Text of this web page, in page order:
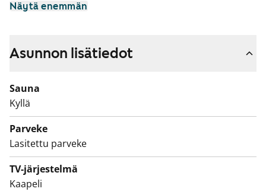
vaatehuoneessa.
oleskelu tilaa jakaa saareke. Astianpesukoneesi on
Kylpyhuone on laatoitettu ja siellä on liitännät
pyykinpesukoneelle.
Talossa on vuokrattavia autopaikkoja ja
pysäköintialueella on myös hitaan latauksen paikkoja.
Kiinteistön katoilla olevat aurinkopaneelit tuottavat
sähköä talon tarpeisiin. Kiinnostuitko? Tule
tutustumaan, sujuisiko arkesi täällä!
Näytä enemmän
Asunnon lisätiedot
Sauna
Kyllä
Parveke
Lasitettu parveke
TV-järjestelmä
Kaapeli